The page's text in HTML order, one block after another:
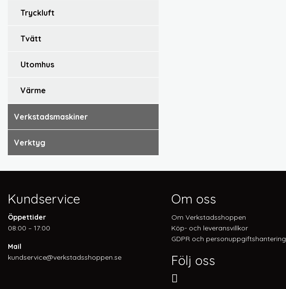
tryckluft
tvätt
utomhus
värme
verkstadsmaskiner
verktyg
Kundservice
Öppettider
08:00 – 17:00
Mail
kundservice@verkstadsshoppen.se
Om oss
Om Verkstadsshoppen
Köp- och leveransvillkor
GDPR och personuppgiftshantering
Följ oss